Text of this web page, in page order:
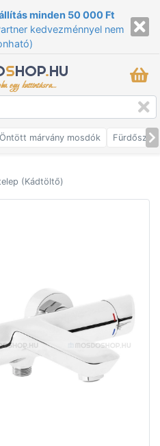
minden 50 000 Ft
kedvezménnyel nem
SHOP.HU
egy kattintásra...
Öntött márvány mosdók
(Kádtöltő)